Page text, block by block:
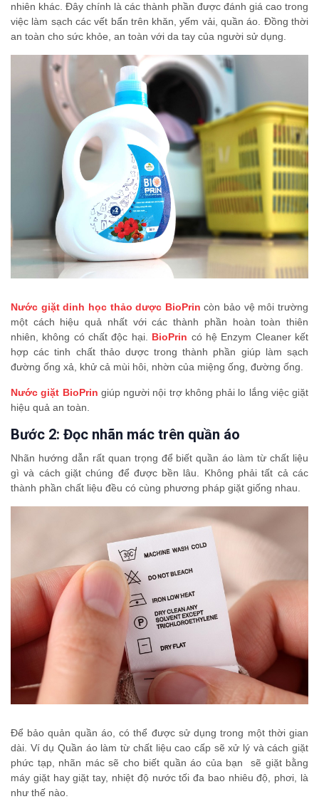
nhiên khác. Đây chính là các thành phần được đánh giá cao trong
việc làm sạch các vết bẩn trên khăn, yếm vải, quần áo. Đồng thời
an toàn cho sức khỏe, an toàn với da tay của người sử dụng.
Nước giặt dinh học thảo dược BioPrin còn bảo vệ môi trường
một cách hiệu quả nhất với các thành phần hoàn toàn thiên
nhiên, không có chất độc hại. BioPrin có hệ Enzym Cleaner kết
hợp các tinh chất thảo dược trong thành phần giúp làm sạch
đường ống xả, khử cả mùi hôi, nhờn của miệng ống, đường ống.
Nước giặt BioPrin giúp người nội trợ không phải lo lắng việc giặt
hiệu quả an toàn.
Bước 2: Đọc nhãn mác trên quần áo
Nhãn hướng dẫn rất quan trọng để biết quần áo làm từ chất liệu
gì và cách giặt chúng để được bền lâu. Không phải tất cả các
thành phần chất liệu đều có cùng phương pháp giặt giống nhau.
Để bảo quản quần áo, có thể được sử dụng trong một thời gian
dài. Ví dụ Quần áo làm từ chất liệu cao cấp sẽ xử lý và cách giặt
phức tạp, nhãn mác sẽ cho biết quần áo của bạn sẽ giặt bằng
máy giặt hay giặt tay, nhiệt độ nước tối đa bao nhiêu độ, phơi, là
như thế nào.